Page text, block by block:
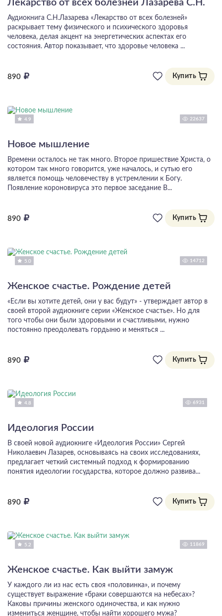
Лекарство от всех болезней Лазарева С.Н.
Аудиокнига С.Н.Лазарева «Лекарство от всех болезней»
раскрывает тему физического и психического здоровья
человека, делая акцент на энергетических аспектах его
состояния. Автор показывает, что здоровье человека ...
890 Купить
4.9 22637
Новое мышление
Времени осталось не так много. Второе пришествие Христа, о
котором так много говорится, уже началось, и сутью его
является помощь человечеству в устремлении к Богу.
Появление короновируса это первое заседание В...
890 Купить
5.0 14712
Женское счастье. Рождение детей
«Если вы хотите детей, они у вас будут» - утверждает автор в
своей второй аудиокниге серии «Женское счастье». Но для
того чтобы они были здоровыми и счастливыми, нужно
постоянно преодолевать гордыню и меняться ...
890 Купить
4.8 6931
Идеология России
В своей новой аудиокниге «Идеология России» Сергей
Николаевич Лазарев, основываясь на своих исследованиях,
предлагает четкий системный подход к формированию
понятия идеологии государства, которое должно развива...
890 Купить
5.2 11869
Женское счастье. Как выйти замуж
У каждого ли из нас есть своя «половинка», и почему
существует выражение «браки совершаются на небесах»?
Каковы причины женского одиночества, и как нужно
измениться женщине, чтобы найти хорошего мужа?